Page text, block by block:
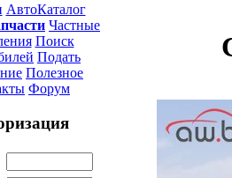
АвтоКаталог
Частные
Поиск
Подать
Полезное
Форум